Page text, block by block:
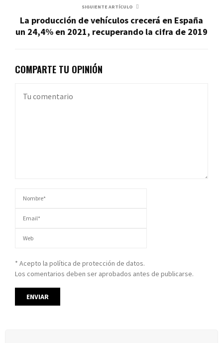
SIGUIENTE ARTÍCULO
La producción de vehículos crecerá en España
un 24,4% en 2021, recuperando la cifra de 2019
COMPARTE TU OPINIÓN
* Acepto la política de protección de datos.
Los comentarios deben ser aprobados antes de publicarse.